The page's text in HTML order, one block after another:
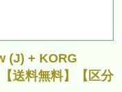
(J) + KORG
送料無料】【区分